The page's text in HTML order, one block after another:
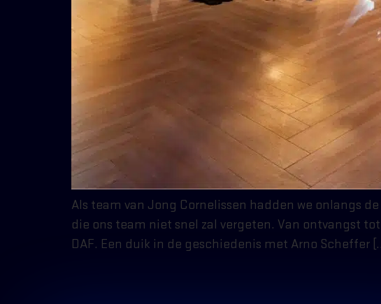
Als team van Jong Cornelissen hadden we onlangs
die ons team niet snel zal vergeten. Van ontvangst
DAF. Een duik in de geschiedenis met Arno Scheffer